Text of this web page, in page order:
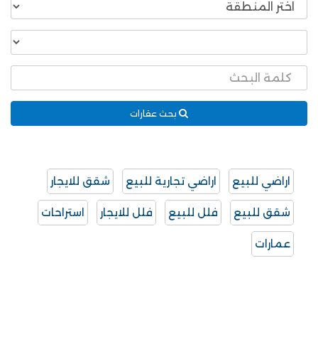
بحث عقارات
اراضي للبيع اراضي تجارية للبيع شقق للايجار
شقق للبيع فلل للبيع فلل للايجار استراحات
عمارات